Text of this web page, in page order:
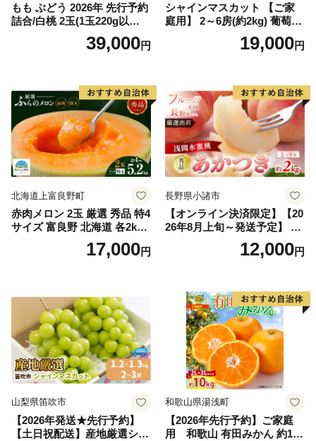
もも ぶどう 2026年 先行予約
詰合/白桃 2玉(1玉220g以
上)・シャインマスカット 晴
39,000円
シャインマスカット 【ご家
庭用】 2～6房(約2kg) 葡萄 ぶ
どう ブドウ フルーツ 果物 く
だもの 果実 旬の果物 旬のフ
19,000円
北海道上富良野町
赤肉メロン 2玉 厳選 秀品 特4
サイズ 富良野 北海道 各2kg
～2.6kg 2玉 セット ファーム
富良野 メロン めろん 果物 く
17,000円
長野県小諸市
【オンライン決済限定】【20
26年8月上旬～発送予定】 先
行予約 「浅間水蜜桃プレミ
アム」 もも あかつき 秀品 約
果肉 長野県産 小諸市
12,000円
山梨県笛吹市
【2026年発送★先行予約】
【土日祝配送】産地厳選シャ
和歌山県湯浅町
【2026年先行予約】ご家庭
用 和歌山 有田みかん 約10k